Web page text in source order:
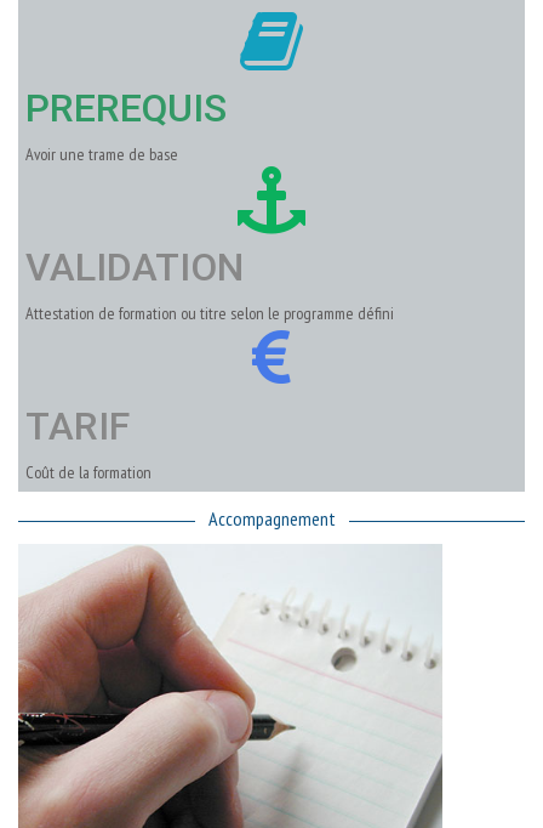
PREREQUIS
Avoir une trame de base
VALIDATION
Attestation de formation ou titre selon le programme défini
TARIF
Coût de la formation
Accompagnement